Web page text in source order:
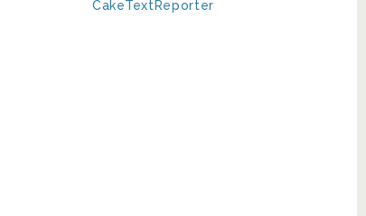
CakeTextReporter